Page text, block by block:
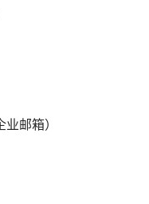
邮箱）